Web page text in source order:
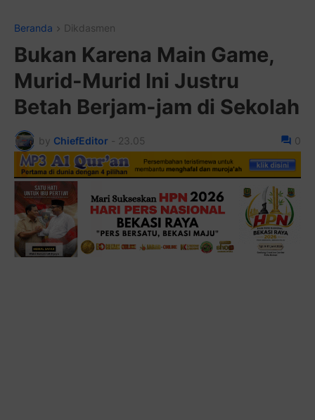
Beranda Dikdasmen
Bukan Karena Main Game,
Murid-Murid Ini Justru
Betah Berjam-jam di Sekolah
by ChiefEditor - 23.05 0